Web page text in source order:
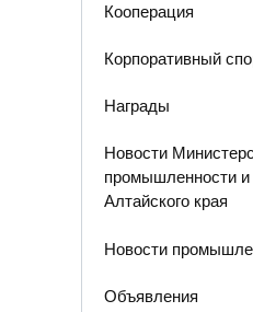
Кооперация
Корпоративный
Награды
Новости
промышленности и
Алтайского края
Новости
Объявления